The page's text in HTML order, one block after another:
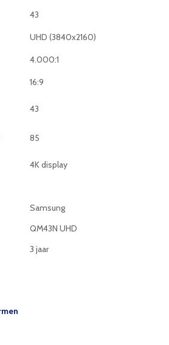
43
UHD (3840x2160)
4.000:1
16:9
43
85
4K display
Samsung
QM43N UHD
3 jaar